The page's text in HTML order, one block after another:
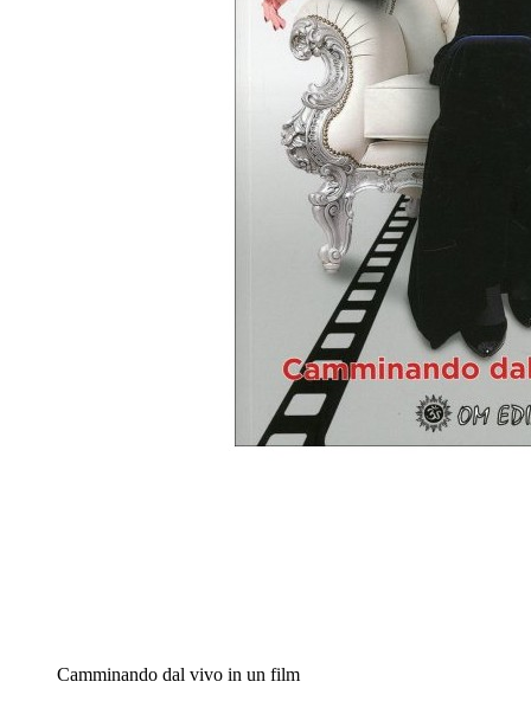
Camminando dal vivo in un film